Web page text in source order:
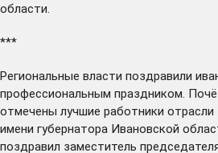
области.
***
Региональные власти поздравили
профессиональным праздником.
отмечены лучшие работники
имени губернатора Ивановской
поздравил заместитель